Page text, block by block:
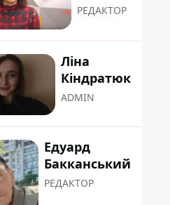
РЕДАКТОР
Ліна
Кіндратюк
ADMIN
Едуард
Бакканський
РЕДАКТОР